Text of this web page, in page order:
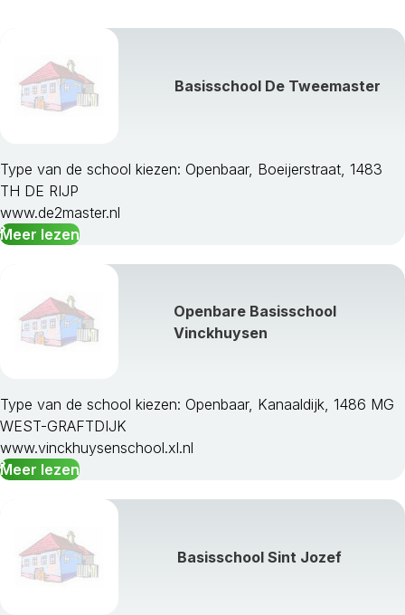
Aalsmeer
Alkmaar
Amstelveen
Bergen Nh
Beverwijk
Bussum
Castricum
Den Helder
Diemen
Drechterland
Edam-Volendam
Graft-De Rijp
Haarlem
Basisschool De Tweemaster
Type van de school kiezen: Openbaar, Boeijerstraat, 1483
TH DE RIJP
www.de2master.nl
Meer lezen
Openbare Basisschool
Vinckhuysen
Type van de school kiezen: Openbaar, Kanaaldijk, 1486 MG
WEST-GRAFTDIJK
www.vinckhuysenschool.xl.nl
Meer lezen
Basisschool Sint Jozef